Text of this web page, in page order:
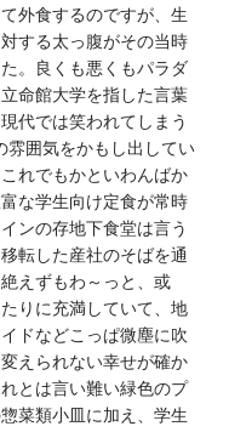
外食するのですが、生
する太っ腹がその当時
。良くも悪くもパラダ
命館大学を指した言葉
代では笑われてしまう
雰囲気をかもし出してい
れでもかといわんばか
な学生向け定食が常時
ンの存地下食堂は言う
転した産社のそばを通
えずもわ～っと、或
りに充満していて、地
ドなどこっぱ微塵に吹
えられない幸せが確か
とは言い難い緑色のプ
菜類小皿に加え、学生